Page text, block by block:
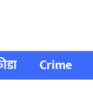
Crime